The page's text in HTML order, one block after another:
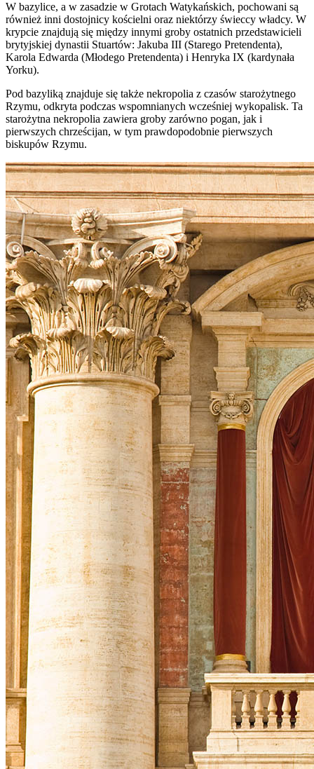
W bazylice, a w zasadzie w Grotach Watykańskich, pochowani są
również inni dostojnicy kościelni oraz niektórzy świeccy władcy. W
krypcie znajdują się między innymi groby ostatnich przedstawicieli
brytyjskiej dynastii Stuartów: Jakuba III (Starego Pretendenta),
Karola Edwarda (Młodego Pretendenta) i Henryka IX (kardynała
Yorku).
Pod bazyliką znajduje się także nekropolia z czasów starożytnego
Rzymu, odkryta podczas wspomnianych wcześniej wykopalisk. Ta
starożytna nekropolia zawiera groby zarówno pogan, jak i
pierwszych chrześcijan, w tym prawdopodobnie pierwszych
biskupów Rzymu.